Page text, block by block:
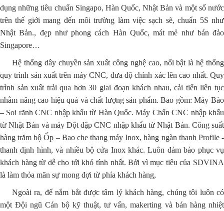
dụng những tiêu chuẩn Singapo, Hàn Quốc, Nhật Bản và một số nước
trên thế giới mang đến môi trường làm việc sạch sẽ, chuẩn 5S như
Nhật Bản., đẹp như phong cách Hàn Quốc, mát mẻ như bán đảo
Singapore…
Hệ thống dây chuyền sản xuất công nghệ cao, nổi bật là hệ thống
quy trình sản xuất trên máy CNC, đưa độ chính xác lên cao nhất. Quy
trình sản xuất trải qua hơn 30 giai đoạn khách nhau, cải tiến liên tục
nhằm nâng cao hiệu quả và chất lượng sản phẩm. Bao gồm: Máy Bào
– Soi rãnh CNC nhập khẩu từ Hàn Quốc. Máy Chấn CNC nhập khẩu
từ Nhật Bản và máy Đột dập CNC nhập khẩu từ Nhật Bản. Công suất
hàng trăm bộ Ốp – Bao che thang máy Inox, hàng ngàn thanh Profile -
thanh định hình, và nhiều bộ cửa Inox khác. Luôn đảm bảo phục vụ
khách hàng từ dễ cho tới khó tính nhất. Bởi vì mục tiêu của SDVINA
là làm thỏa mãn sự mong đợi từ phía khách hàng,
Ngoài ra, để nắm bắt được tâm lý khách hàng, chúng tôi luôn có
một Đội ngũ Cán bộ kỹ thuật, tư vấn, makerting và bán hàng nhiệt